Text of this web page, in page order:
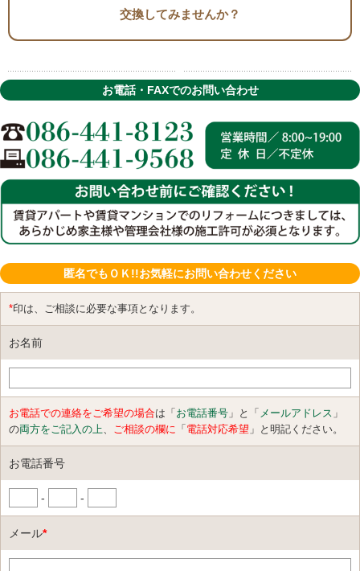
交換してみませんか？
お電話・FAXでのお問い合わせ
匿名でもＯＫ!!お気軽にお問い合わせください
*印は、ご相談に必要な事項となります。
お名前
お電話での連絡をご希望の場合は「 お電話番号 」と「 メールアドレス 」
の両方をご記入の上、 ご相談の欄に 「 電話対応希望 」と明記ください。
お電話番号
- -
メール*